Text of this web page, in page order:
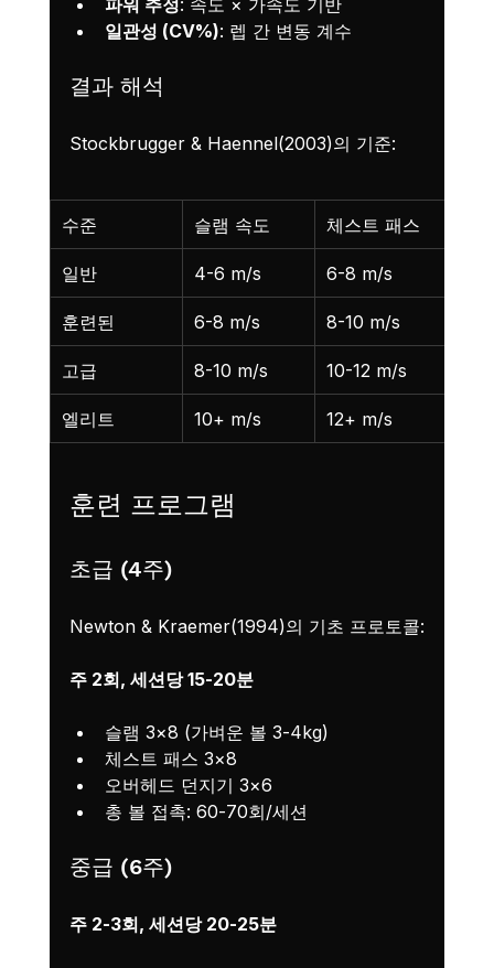
일관성 (CV%): 렙 간 변동 계수
결과 해석
Stockbrugger & Haennel(2003)의 기준:
수준 슬램 속도 체스트 패스
일반 4-6 m/s 6-8 m/s
훈련된 6-8 m/s 8-10 m/s
고급 8-10 m/s 10-12 m/s
엘리트 10+ m/s 12+ m/s
훈련 프로그램
초급 (4주)
Newton & Kraemer(1994)의 기초 프로토콜:
주 2회, 세션당 15-20분
슬램 3×8 (가벼운 볼 3-4kg)
체스트 패스 3×8
오버헤드 던지기 3×6
총 볼 접촉: 60-70회/세션
중급 (6주)
주 2-3회, 세션당 20-25분